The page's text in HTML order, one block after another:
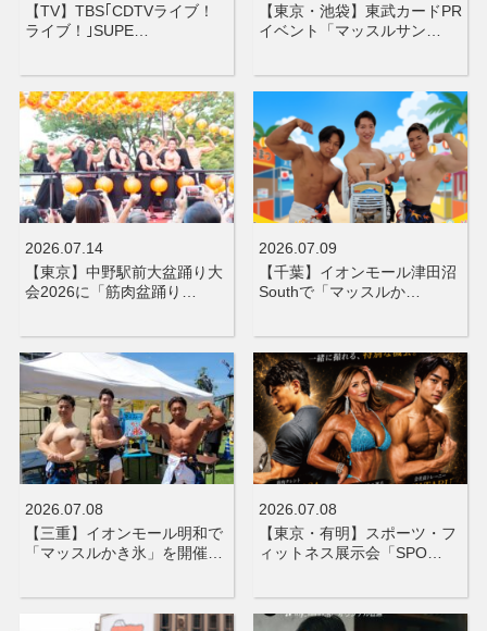
【TV】TBS｢CDTVライブ！
ライブ！｣SUPE…
【東京・池袋】東武カードPR
イベント「マッスルサン…
2026.07.14
【東京】中野駅前大盆踊り大
会2026に「筋肉盆踊り…
2026.07.09
【千葉】イオンモール津田沼
Southで「マッスルか…
2026.07.08
【三重】イオンモール明和で
「マッスルかき氷」を開催…
2026.07.08
【東京・有明】スポーツ・フ
ィットネス展示会「SPO…